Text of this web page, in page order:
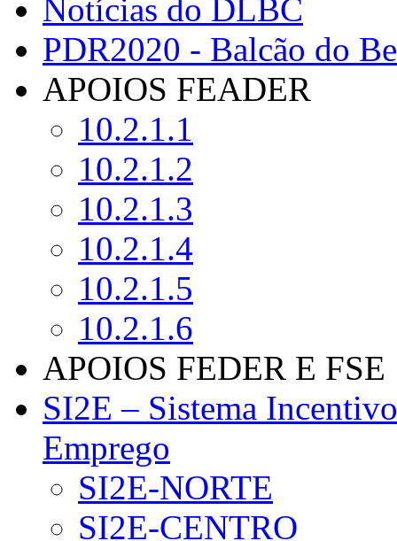
Notícias do DLBC
PDR2020 - Balcão do
APOIOS FEADER
10.2.1.1
10.2.1.2
10.2.1.3
10.2.1.4
10.2.1.5
10.2.1.6
APOIOS FEDER E FSE
SI2E – Sistema
Emprego
SI2E-NORTE
SI2E-CENTRO